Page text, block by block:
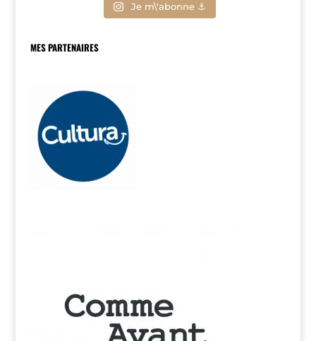
Je m\'abonne ⚓
MES PARTENAIRES